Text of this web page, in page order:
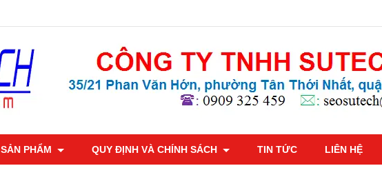
SẢN PHẨM QUY ĐỊNH VÀ CHÍNH SÁCH TIN TỨC LIÊN HỆ